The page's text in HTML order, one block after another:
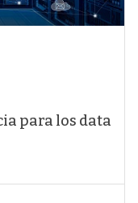
para los data